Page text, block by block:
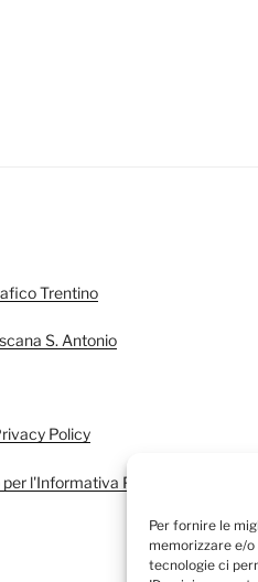
Per fornire le
memorizzare e/
tecnologie ci
Trentino
S. Antonio
Policy
l'Informativa Privacy